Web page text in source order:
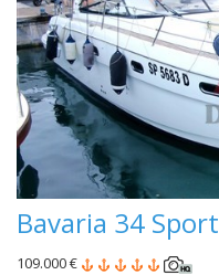
Bavaria 34 Sport
109.000 €